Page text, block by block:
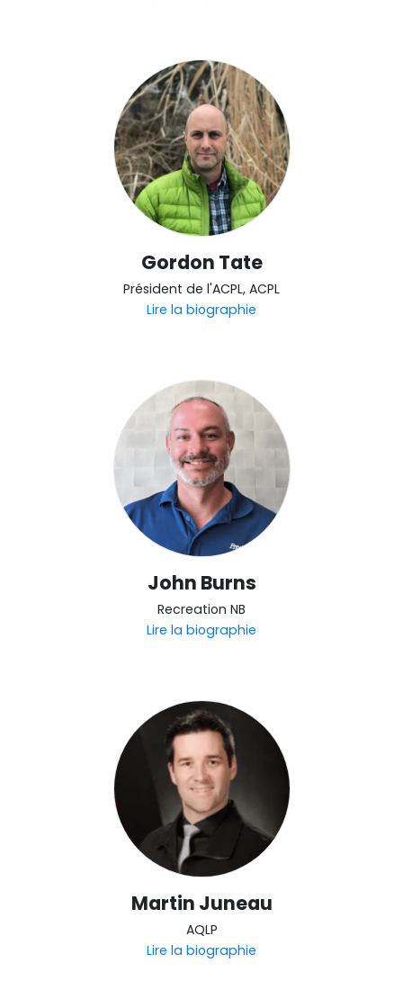
Gordon Tate
Président de l'ACPL, ACPL
Lire la biographie
John Burns
Recreation NB
Lire la biographie
Martin Juneau
AQLP
Lire la biographie